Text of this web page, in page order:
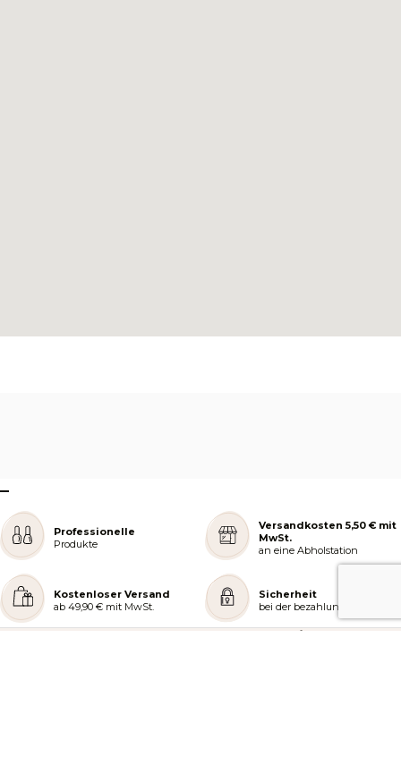
–
Professionelle
Produkte
Versandkosten 5,50 € mit
MwSt.
an eine Abholstation
Kostenloser Versand
ab 49,90 € mit MwSt.
Sicherheit
bei der bezahlung